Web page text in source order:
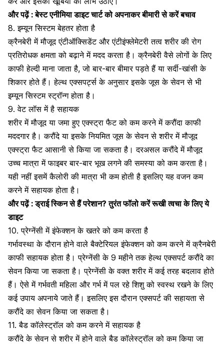
और पढ़ें :बेस्ट एनीमिया डाइट चार्ट को अपनाकर बीमारी से करें बचाव
8. इम्यून सिस्टम बेहतर होता है
क्रैनबेरी में मौजूद एंटीऑक्सिडेंट और एंटीइंफ्लेमेटरी तत्व शरीर की रोग
प्रतिरोधक क्षमता को बढ़ाने में मदद करता है। क्रैनबेरी वैसे लोगों के लिए
काफी हेल्दी माना जाता है, जो बार-बार बीमार पड़ते हैं या सर्दी-खांसी के
शिकार होते हैं। हेल्थ एक्सपर्ट्स के अनुसार इसके जूस के सेवन से भी
इम्यून सिस्टम स्ट्रॉन्ग होता है।
9. वेट लॉस में है सहायक
शरीर में मौजूद या जमा हुए एक्स्ट्रा फैट को कम करने में करौंदा काफी
मददगार है। करौंदे या इसके नियमित जूस के सेवन से शरीर में मौजूद
एक्स्ट्रा फैट आसानी से किया जा सकता है। दरअसल करौंदे में मौजूद
उच्च मात्रा में फाइबर बार-बार भूख लगने की समस्या को कम करता है।
यही नहीं इसमें कैलोरी की मात्रा भी कम होती है इसलिए यह वजन कम
करने में सहायक होता है।
और पढ़ें :ड्राई स्किन से हैं परेशान? तुरंत फॉलो करें रूखी त्वचा के लिए ये
डाइट
10. प्रेग्नेंसी में इंफेक्शन के खतरे को कम करता है
गर्भावस्था के दौरान होने वाले बैक्टेरियल इंफेक्शन को कम करने में क्रैनबेरी
काफी सहायक होता है।प्रेग्नेंसी के 9 महीनेतक हेल्थ एक्सपर्ट करौंदे का
सेवन किया जा सकता है। प्रेग्नेंसी के वक्त शरीर में कई तरह बदलाव होते
हैं। ऐसे में गर्भवती महिला और गर्भ में पल रहे शिशु को स्वस्थ रखने के लिए
कई उपाय अपनाये जाते हैं। इसलिए इस दौरान एक्सपर्ट की सहायता से
करौंदे का सेवन किया जा सकता है।
11. बैड कॉलेस्ट्रॉल को कम करने में सहायक है
करौंदे के सेवन से शरीर में होने वाले बैडकॉलेस्ट्रॉल को कम किया जा